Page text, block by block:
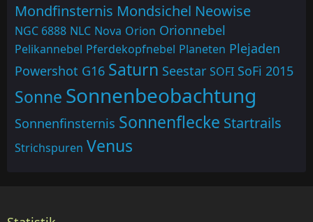
Mondfinsternis Mondsichel Neowise
NGC 6888 NLC Nova Orion Orionnebel
Pelikannebel Pferdekopfnebel Planeten Plejaden
Powershot G16 Saturn Seestar SOFI SoFi 2015
Sonne Sonnenbeobachtung
Sonnenfinsternis Sonnenflecke Startrails
Strichspuren Venus